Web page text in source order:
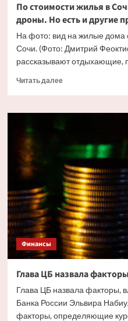
По стоимости жилья в
дроны. Но есть и другие
На фото: вид на жилые дома
Сочи. (Фото: Дмитрий
рассказывают отдыхающие,
Читать далееПрочитать
По
Сочи
ударили
украинские
дроны.
Но
есть
и
другие
причины
Финансы
Глава ЦБ назвала
Глава ЦБ назвала факторы,
Банка России Эльвира
факторы, определяющие